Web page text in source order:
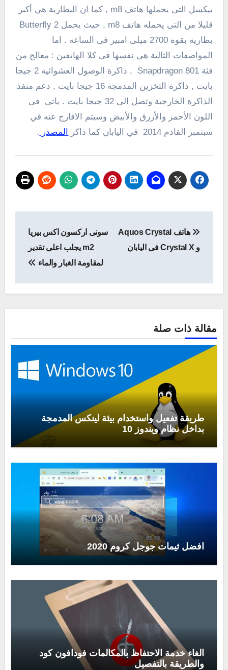
بيكسل التى يحملها هاتف m8 , كما ان
البطارية هي أكبر
قليلا من
التى يحمله هاتف m8 , حيث يحمل Butterfly 2
بطارية بقوة 2700 ميلى امبير فى الساعة . اما
المواصفات التالية هى نفسها فى كلا الهاتفين : معالج من
فئة Snapdragon 801 , ذاكرة الوصول العشوائية 2 جيجا
بايت , ذاكرة التخزين المدمجة 16 جيجا بايت , دعم منفذ
الذاكرة الخارجية وتصل الى 32 جيجا بايت . ياتى فى
اللون
الأحمر والأزرق و الأبيض وسيتم الافارج عنه في
سبتمبر القادم 2014
في اليابان كما ذاكر المصدر .
المقالات
هاتف Aquos Crystal
و Crystal X فى اليابان
سونى اركسون اكس بيريا
m2 يجلب اعلى تقدير
لمقاومة الغبار والماء
مقالة ذات صلة
طريقة تفعيل واستخدام بيئة لينكس المدمجة
بداخل نظام ويندوز 10
افضل ثيمات جوجل كروم 2020
الغاء خدمة الاحتفاظ بالمكالمات فودافون كود
والطريقة بالتفصيل